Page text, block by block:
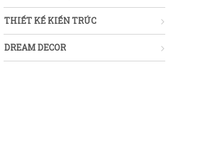
THIẾT KẾ KIẾN TRÚC
DREAM DECOR